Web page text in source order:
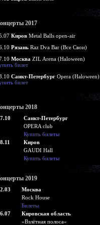
2017
Киров Metal Balls open-air
Рязань Raz Dva Bar (Все Свои)
Москва ZIL Arena (Haloween)
билет
Санкт-Петербург Opera (Haloween)
билет
2018
Санкт-Петербург
OPERA club
Купить билеты
Киров
GAUDI Hall
Купить билеты
2019
Москва
Rock House
Билеты
Кировская область
«Взлётная полоса»